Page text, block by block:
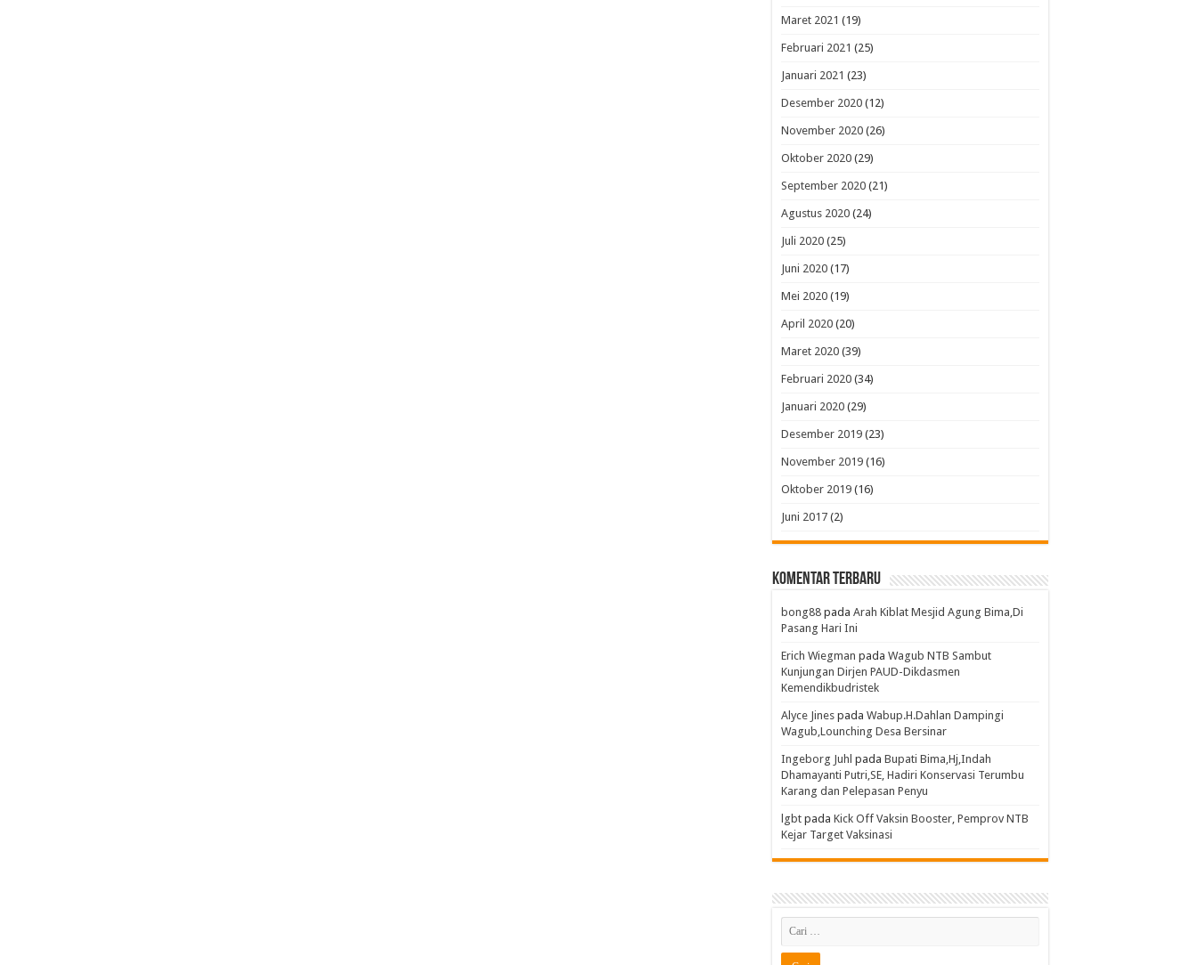
Maret 2021 (19)
Februari 2021 (25)
Januari 2021 (23)
Desember 2020 (12)
November 2020 (26)
Oktober 2020 (29)
September 2020 (21)
Agustus 2020 (24)
Juli 2020 (25)
Juni 2020 (17)
Mei 2020 (19)
April 2020 (20)
Maret 2020 (39)
Februari 2020 (34)
Januari 2020 (29)
Desember 2019 (23)
November 2019 (16)
Oktober 2019 (16)
Juni 2017 (2)
Komentar Terbaru
bong88 pada Arah Kiblat Mesjid Agung Bima,Di
Pasang Hari Ini
Erich Wiegman pada Wagub NTB Sambut
Kunjungan Dirjen PAUD-Dikdasmen
Kemendikbudristek
Alyce Jines pada Wabup.H.Dahlan Dampingi
Wagub,Lounching Desa Bersinar
Ingeborg Juhl pada Bupati Bima,Hj,Indah
Dhamayanti Putri,SE, Hadiri Konservasi Terumbu
Karang dan Pelepasan Penyu
lgbt pada Kick Off Vaksin Booster, Pemprov NTB
Kejar Target Vaksinasi